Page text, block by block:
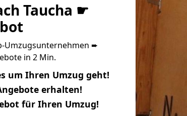
Taucha ☛
Umzugsunternehmen ➨
in 2 Min.
um Ihren Umzug geht!
erhalten!
für Ihren Umzug!